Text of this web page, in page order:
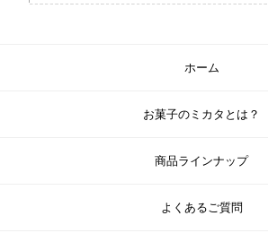
ホーム
お菓子のミカタとは？
商品ラインナップ
よくあるご質問